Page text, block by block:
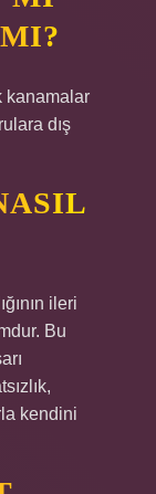
kanamalar
dış
ileri
Bu
kendini